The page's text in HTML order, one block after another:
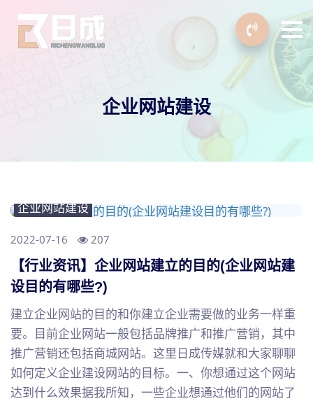
企业网站建设
企业网站建设
2022-07-16 207
【行业资讯】企业网站建立的目的(企业网站建
设目的有哪些?)
建立企业网站的目的和你建立企业需要做的业务一样重
要。目前企业网站一般包括品牌推广和推广营销，其中
推广营销还包括商城网站。这里日成传媒就和大家聊聊
如何定义企业建设网站的目标。一、你想通过这个网站
达到什么效果据我所知，一些企业想通过他们的网站了